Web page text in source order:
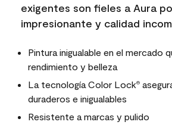
exigentes son fieles a Aura
impresionante y calidad
Pintura inigualable en el mercado
rendimiento y belleza
La tecnología Color Lock®
duraderos e inigualables
Resistente a marcas y pulido